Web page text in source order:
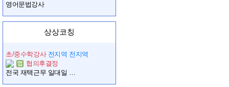
영어문법강사
상상코칭
초/중수학강사 전지역 전지역
협의후결정
전국 재택근무 일대일 다대일 화상수업